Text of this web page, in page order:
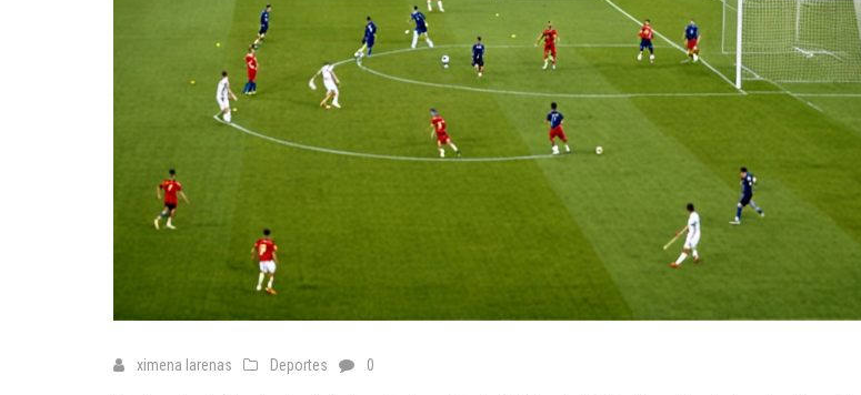
ximena larenas Deportes 0